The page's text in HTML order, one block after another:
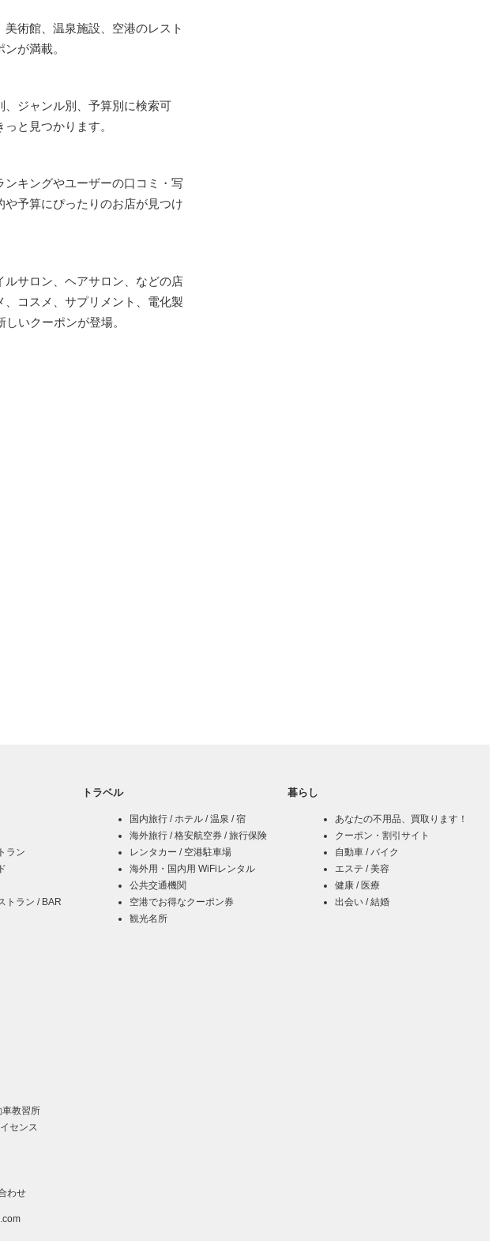
術館、温泉施設、空港のレスト
が満載。
ジャンル別、予算別に検索可
と見つかります。
キングやユーザーの口コミ・写
予算にぴったりのお店が見つけ
サロン、ヘアサロン、などの店
コスメ、サプリメント、電化製
いクーポンが登場。
ラン
トラン / BAR
トラベル
国内旅行 / ホテル / 温泉 / 宿
海外旅行 / 格安航空券 / 旅行保険
レンタカー / 空港駐車場
海外用・国内用 WiFiレンタル
公共交通機関
空港でお得なクーポン券
観光名所
暮らし
あなたの不用品、買取ります！
クーポン・割引サイト
自動車 / バイク
エステ / 美容
健康 / 医療
出会い / 結婚
車教習所
センス
わせ